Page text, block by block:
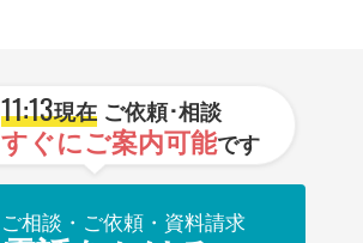
11:13現在ご依頼･相談
すぐにご案内可能です
ご相談・ご依頼・資料請求